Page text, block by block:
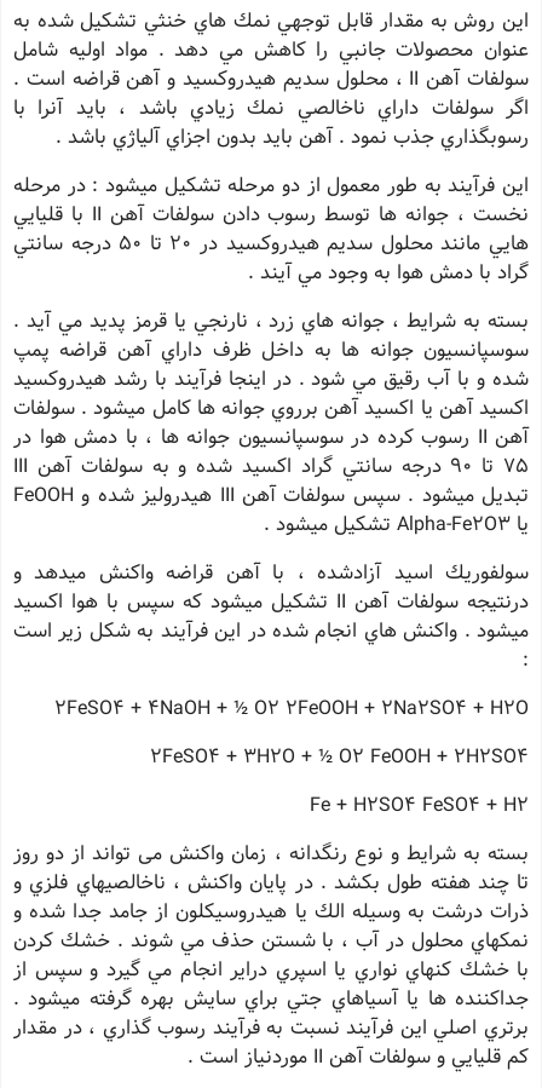
اين روش به مقدار قابل توجهي نمك هاي خنثي تشكيل شده به
عنوان محصولات جانبي را كاهش مي دهد . مواد اوليه شامل
سولفات آهن II ، محلول سديم هيدروكسيد و آهن قراضه است .
اگر سولفات داراي ناخالصي نمك زيادي باشد ، بايد آنرا با
رسوبگذاري جذب نمود . آهن بايد بدون اجزاي آلياژي باشد .
اين فرآيند به طور معمول از دو مرحله تشكيل ميشود : در مرحله
نخست ، جوانه ها توسط رسوب دادن سولفات آهن II با قليايي
هايي مانند محلول سديم هيدروكسيد در 20 تا 50 درجه سانتي
گراد با دمش هوا به وجود مي آيند .
بسته به شرايط ، جوانه هاي زرد ، نارنجي يا قرمز پديد مي آيد .
سوسپانسيون جوانه ها به داخل ظرف داراي آهن قراضه پمپ
شده و با آب رقيق مي شود . در اينجا فرآيند با رشد هيدروكسيد
اكسيد آهن يا اكسيد آهن برروي جوانه ها كامل ميشود . سولفات
آهن II رسوب كرده در سوسپانسيون جوانه ها ، با دمش هوا در
75 تا 90 درجه سانتي گراد اكسيد شده و به سولفات آهن III
تبديل ميشود . سپس سولفات آهن III هيدروليز شده و FeOOH
يا Alpha-Fe2O3 تشكيل ميشود .
سولفوريك اسيد آزادشده ، با آهن قراضه واكنش ميدهد و
درنتيجه سولفات آهن II تشكيل ميشود كه سپس با هوا اكسيد
ميشود . واكنش هاي انجام شده در اين فرآيند به شكل زير است
:
2FeSO4 + 4NaOH + ½ O2 2FeOOH + 2Na2SO4 + H2O
2FeSO4 + 3H2O + ½ O2 FeOOH + 2H2SO4
Fe + H2SO4 FeSO4 + H2
بسته به شرايط و نوع رنگدانه ، زمان واكنش می تواند از دو روز
تا چند هفته طول بكشد . در پايان واكنش ، ناخالصيهاي فلزي و
ذرات درشت به وسيله الك يا هيدروسيكلون از جامد جدا شده و
نمكهاي محلول در آب ، با شستن حذف مي شوند . خشك كردن
با خشك كنهاي نواري يا اسپري دراير انجام مي گيرد و سپس از
جداكننده ها يا آسياهاي جتي براي سايش بهره گرفته ميشود .
برتري اصلي اين فرآيند نسبت به فرآيند رسوب گذاري ، در مقدار
كم قليايي و سولفات آهن II موردنياز است .